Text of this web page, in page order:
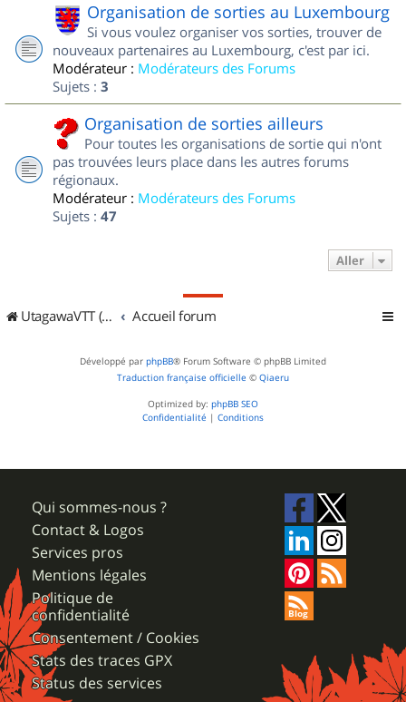
Organisation de sorties au Luxembourg
Si vous voulez organiser vos sorties, trouver de
nouveaux partenaires au Luxembourg, c'est par ici.
Modérateur : Modérateurs des Forums
Sujets : 3
Organisation de sorties ailleurs
Pour toutes les organisations de sortie qui n'ont
pas trouvées leurs place dans les autres forums
régionaux.
Modérateur : Modérateurs des Forums
Sujets : 47
Aller
UtagawaVTT (Randos VTT et VTTAE avec traces GPS) Accueil forum
Développé par phpBB® Forum Software © phpBB Limited
Traduction française officielle © Qiaeru
Optimized by: phpBB SEO
Confidentialité | Conditions
Qui sommes-nous ?
Contact & Logos
Services pros
Mentions légales
Politique de
confidentialité
Consentement / Cookies
Stats des traces GPX
Status des services